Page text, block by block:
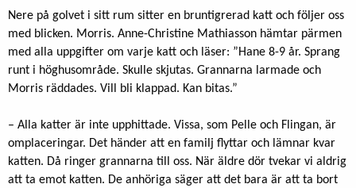
Nere på golvet i sitt rum sitter en bruntigrerad katt och följer oss
med blicken. Morris. Anne-Christine Mathiasson hämtar pärmen
med alla uppgifter om varje katt och läser: ”Hane 8-9 år. Sprang
runt i höghusområde. Skulle skjutas. Grannarna larmade och
Morris räddades. Vill bli klappad. Kan bitas.”
– Alla katter är inte upphittade. Vissa, som Pelle och Flingan, är
omplaceringar. Det händer att en familj flyttar och lämnar kvar
katten. Då ringer grannarna till oss. När äldre dör tvekar vi aldrig
att ta emot katten. De anhöriga säger att det bara är att ta bort